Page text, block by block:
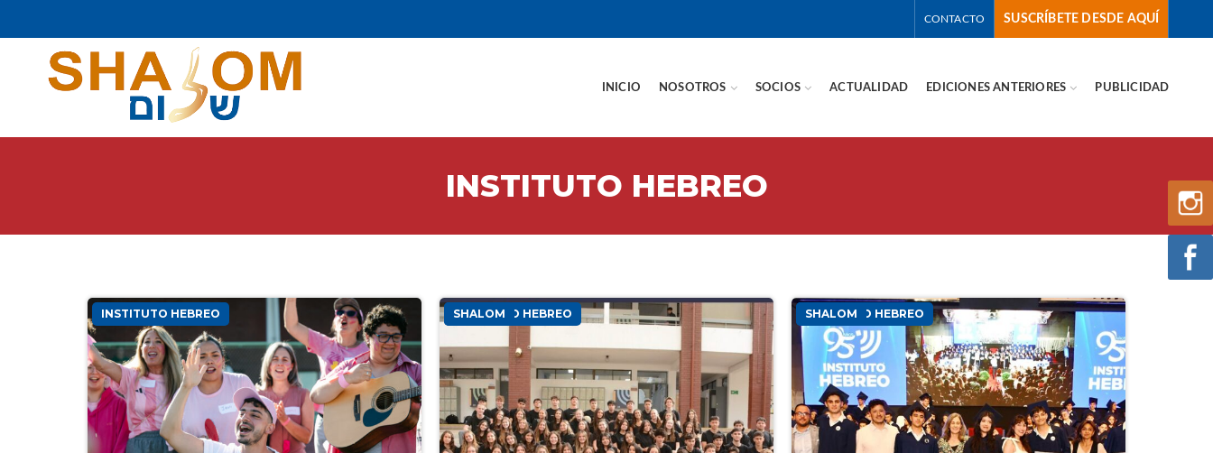
CONTACTO SUSCRÍBETE DESDE AQUÍ
INICIO NOSOTROS SOCIOS ACTUALIDAD EDICIONES ANTERIORES PUBLICIDAD
INSTITUTO HEBREO
INSTITUTO HEBREO INSTITUTO HEBREO
SHALOM INSTITUTO HEBREO
SHALOM